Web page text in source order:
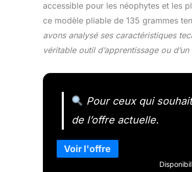
accessible pour les néophytes et les
ce modèle pliable de 135 grammes
avons analysé ses caractéristiques
véritable outil d’apprentissage ou
Pour ceux qui
de l’offre actuelle.